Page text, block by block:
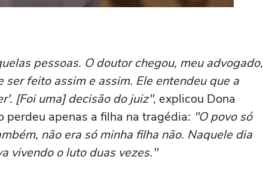
pessoas. O doutor chegou, meu advogado,
feito assim e assim. Ele entendeu que a
[Foi uma] decisão do juiz", explicou Dona
perdeu apenas a filha na tragédia: "O povo só
não era só minha filha não. Naquele dia
vivendo o luto duas vezes."